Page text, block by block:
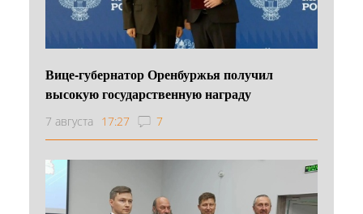
Вице-губернатор Оренбуржья получил
высокую государственную награду
7 августа 17:27 7